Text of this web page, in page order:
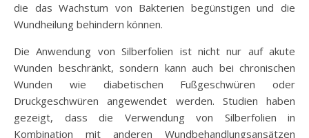
die das Wachstum von Bakterien begünstigen und die
Wundheilung behindern können.
Die Anwendung von Silberfolien ist nicht nur auf akute
Wunden beschränkt, sondern kann auch bei chronischen
Wunden wie diabetischen Fußgeschwüren oder
Druckgeschwüren angewendet werden. Studien haben
gezeigt, dass die Verwendung von Silberfolien in
Kombination mit anderen Wundbehandlungsansätzen